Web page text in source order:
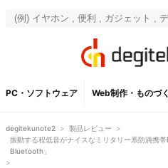
PC・ソフトウェア Web制作・ものづ
degitekunote2 > 製品レビュー
>
振動する程低音がナイスなミリタリー系防滴携
Bluetooth」
>